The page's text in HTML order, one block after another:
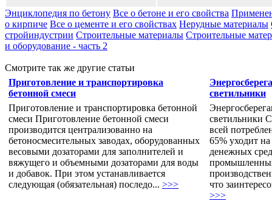
Энциклопедия по бетону Все о бетоне и его свойства
о кирпиче Все о цементе и его свойствах Нерудные материалы
стройиндустрии Строительные материалы Строительные
и оборудование - часть 2
Смотрите так же другие статьи
Приготовление и транспортировка
бетонной смеси
Приготовление и транспортировка бетонной
смеси Приготовление бетонной смеси
производится централизованно на
бетоносмесительных заводах, оборудованных
весовыми дозаторами для заполнителей и
вяжущего и объемными дозаторами для воды
и добавок. При этом устанавливается
следующая (обязательная) последо... >>>
светильники
светильники
всей
65% уходит
денежных
что
>>>